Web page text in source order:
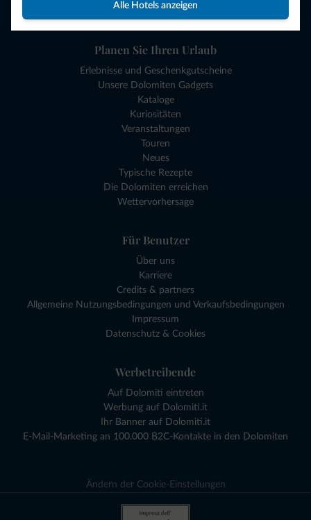
Alle Hotels anzeigen
Sehen und Erleben
Planen Sie Ihren Urlaub
Erlebnisse und Geschenkgutscheine
Unsere Dolomiten Gadgets
Kataloge
Kuriositäten
Veranstaltungen
Touren
Neues
Typische Rezepte
Die Dolomiten erreichen
Wettervorhersage
Für Benutzer
Über uns
Karriere
Credits & partners
Allgemeine Nutzungsbedingungen und Verkaufsbedingungen
Impressum
Datenschutz & Cookies
Werbetreibende
Auf Dolomiti eintreten
Werbung auf Dolomiti.it
Ihr Banner auf Dolomiti.it
E-Mail-Marketing an 100.000 B2C-Kontakte in den Dolomiten
Ändern der Cookie-Einstellungen